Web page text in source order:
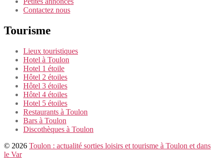
Contactez nous
Tourisme
Lieux touristiques
Hotel à Toulon
Hotel 1 étoile
Hôtel 2 étoiles
Hôtel 3 étoiles
Hôtel 4 étoiles
Hotel 5 étoiles
Restaurants à Toulon
Bars à Toulon
Discothèques à Toulon
© 2026 Toulon : actualité sorties loisirs et tourisme à Toulon et dans
le Var